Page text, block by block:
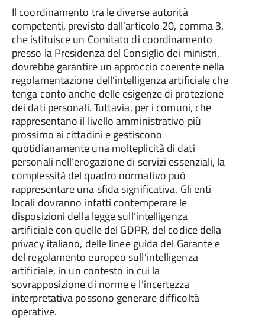
Il coordinamento tra le diverse autorità
competenti, previsto dall’articolo 20, comma 3,
che istituisce un Comitato di coordinamento
presso la Presidenza del Consiglio dei ministri,
dovrebbe garantire un approccio coerente nella
regolamentazione dell’intelligenza artificiale che
tenga conto anche delle esigenze di protezione
dei dati personali. Tuttavia, per i comuni, che
rappresentano il livello amministrativo più
prossimo ai cittadini e gestiscono
quotidianamente una molteplicità di dati
personali nell’erogazione di servizi essenziali, la
complessità del quadro normativo può
rappresentare una sfida significativa. Gli enti
locali dovranno infatti contemperare le
disposizioni della legge sull’intelligenza
artificiale con quelle del GDPR, del codice della
privacy italiano, delle linee guida del Garante e
del regolamento europeo sull’intelligenza
artificiale, in un contesto in cui la
sovrapposizione di norme e l’incertezza
interpretativa possono generare difficoltà
operative.